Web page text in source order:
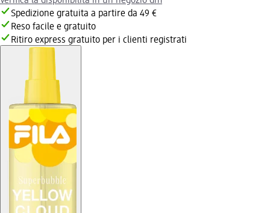
Spedizione gratuita a partire da 49 €
Reso facile e gratuito
Ritiro express gratuito per i clienti registrati